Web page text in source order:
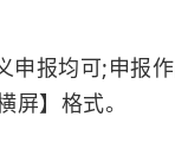
报均可;申报作
屏】格式。